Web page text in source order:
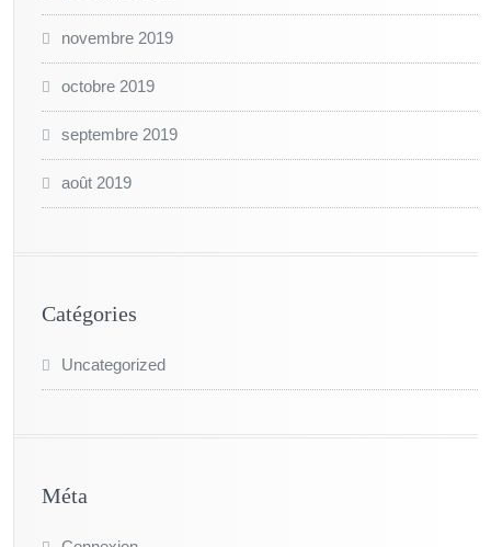
novembre 2019
octobre 2019
septembre 2019
août 2019
Catégories
Uncategorized
Méta